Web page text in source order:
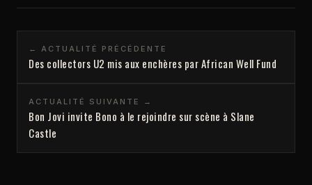
← ACTUALITÉ PRÉCÉDENTE
Des collectors U2 mis aux enchères par African Well Fund
ACTUALITÉ SUIVANTE →
Bon Jovi invite Bono à le rejoindre sur scène à Slane
Castle